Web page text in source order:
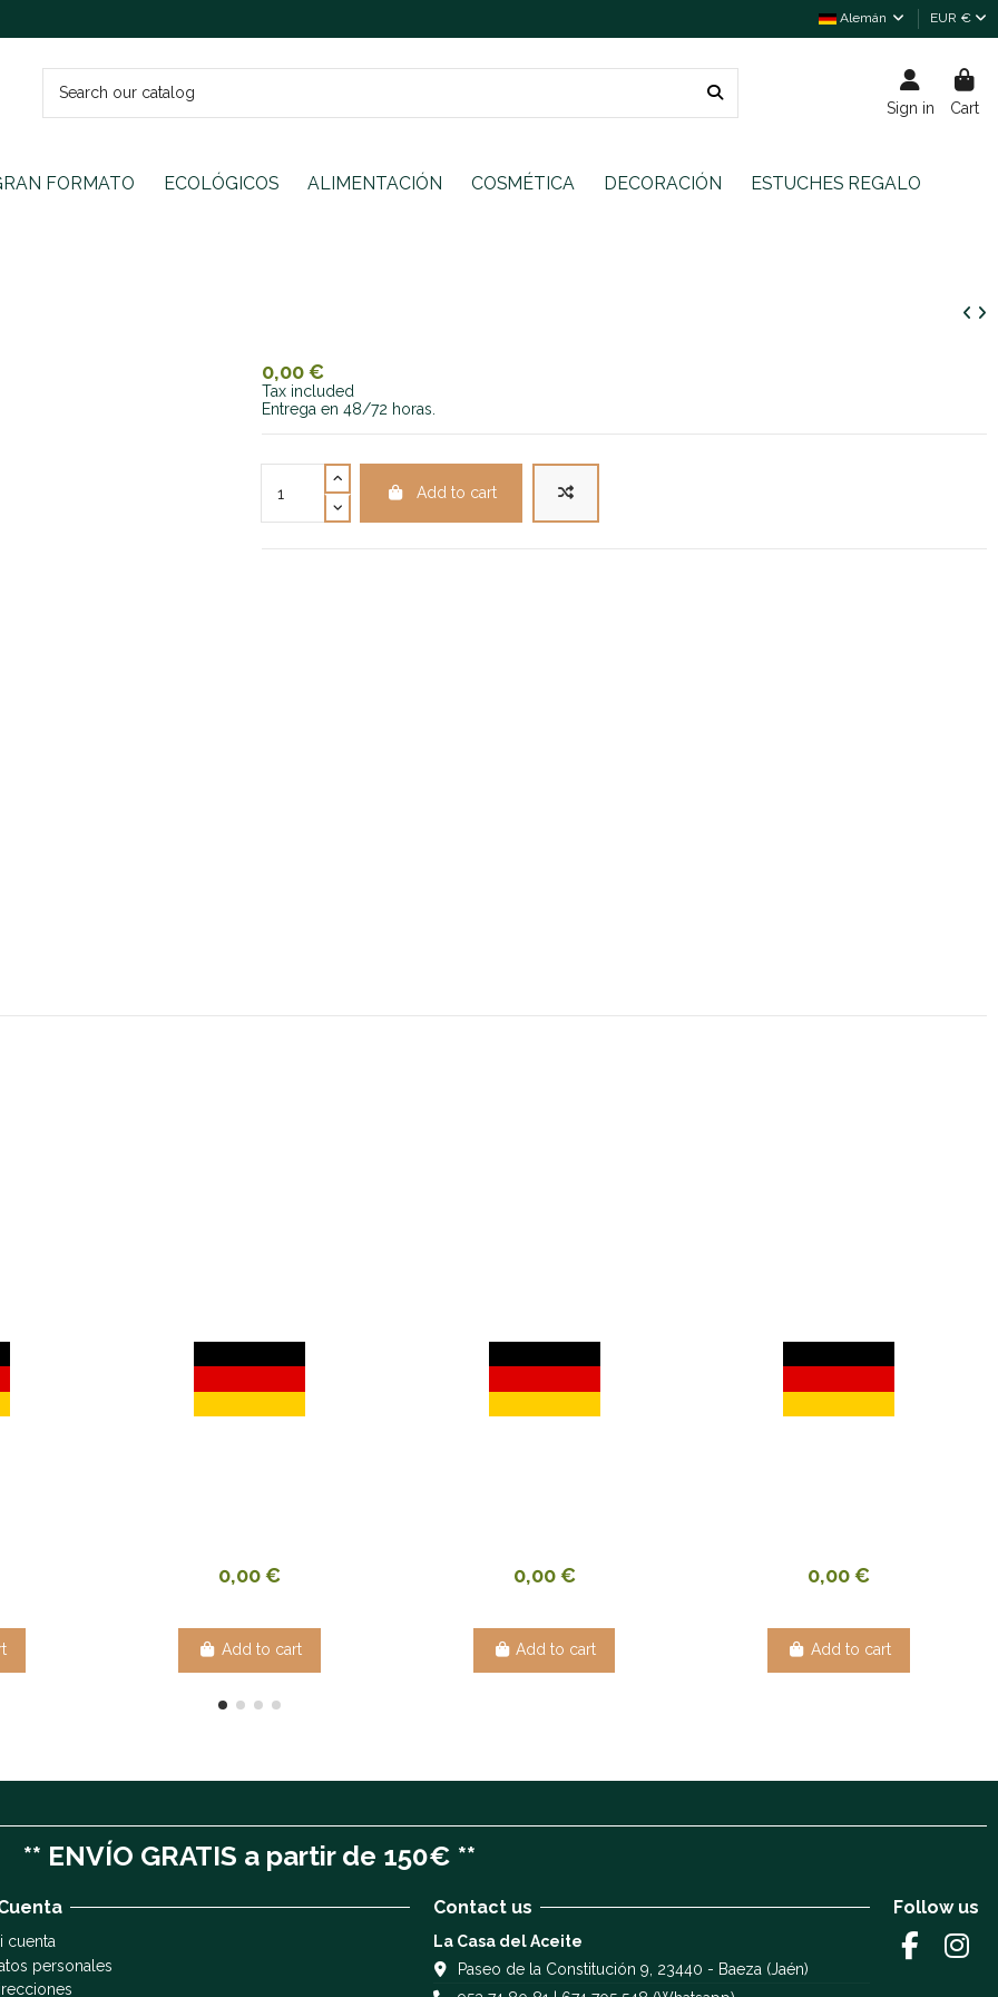
Alemán EUR €
Sign in Cart
FORMATO ECOLÓGICOS ALIMENTACIÓN COSMÉTICA DECORACIÓN ESTUCHES REGALO
0,00 €
Tax included
Entrega en 48/72 horas.
Add to cart
0,00 €
Add to cart
0,00 €
Add to cart
0,00 €
Add to cart
** ENVÍO GRATIS a partir de 150€ **
cuenta
personales
Contact us
La Casa del Aceite
Paseo de la Constitución 9, 23440 - Baeza (Jaén)
Follow us